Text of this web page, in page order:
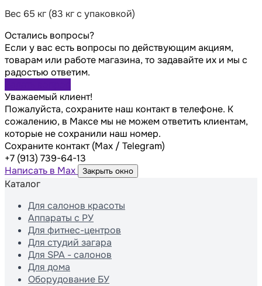
Вес 65 кг (83 кг с упаковкой)
Остались вопросы?
Если у вас есть вопросы по действующим акциям,
товарам или работе магазина, то задавайте их и мы с
радостью ответим.
Уважаемый клиент!
Пожалуйста, сохраните наш контакт в телефоне. К
сожалению, в Максе мы не можем ответить клиентам,
которые не сохранили наш номер.
Сохраните контакт (Max / Telegram)
+7 (913) 739-64-13
Написать в Max
Закрыть окно
Каталог
Для салонов красоты
Аппараты с РУ
Для фитнес-центров
Для студий загара
Для SPA - салонов
Для дома
Оборудование БУ